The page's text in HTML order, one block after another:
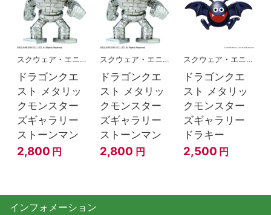
スクウェア・エニックス
ドラゴンクエ
スト メタリッ
クモンスター
ズギャラリー
ストーンマン
2,800 円
スクウェア・エニックス
ドラゴンクエ
スト メタリッ
クモンスター
ズギャラリー
ストーンマン
2,800 円
スクウェア・エニックス
ドラゴンクエ
スト メタリッ
クモンスター
ズギャラリー
ドラキー
2,500 円
インフォメーション